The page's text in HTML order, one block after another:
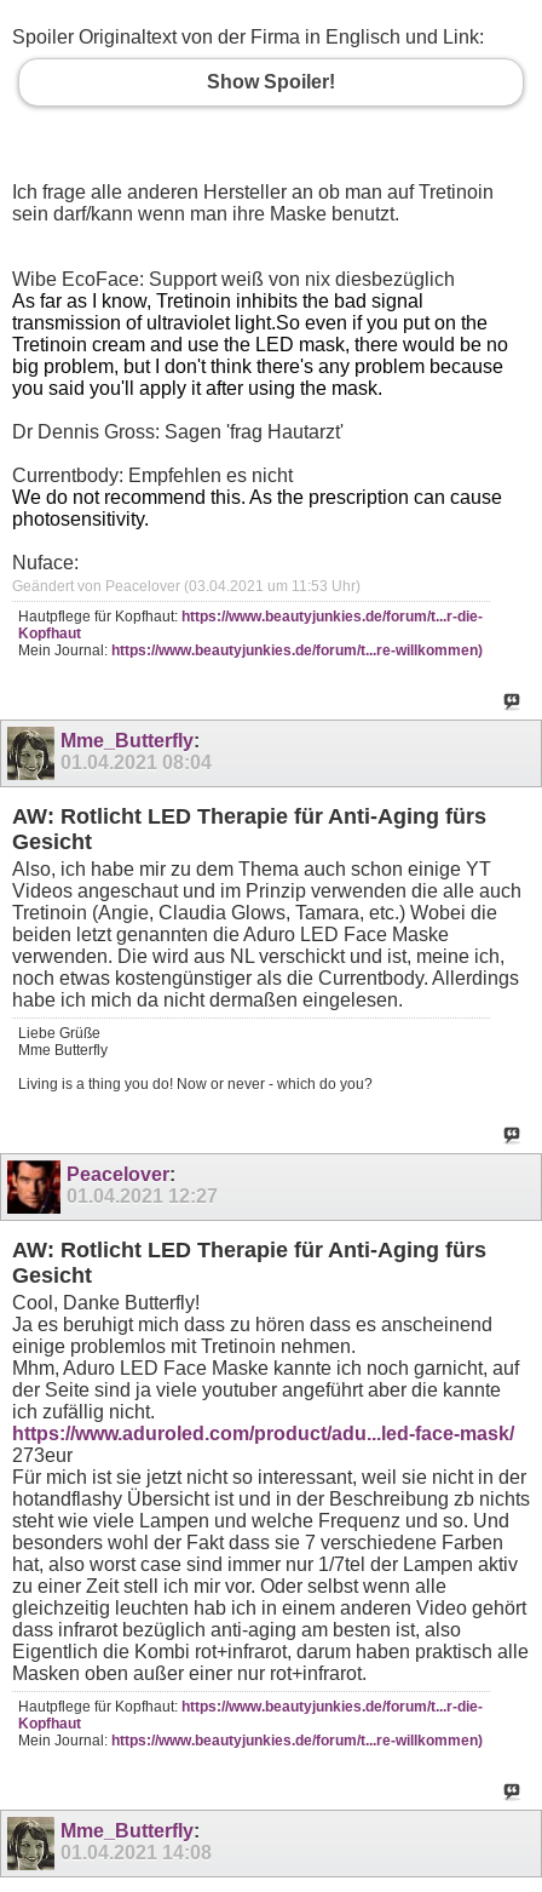
Spoiler Originaltext von der Firma in Englisch und Link:
Show Spoiler!
Ich frage alle anderen Hersteller an ob man auf Tretinoin
sein darf/kann wenn man ihre Maske benutzt.
Wibe EcoFace: Support weiß von nix diesbezüglich
As far as I know, Tretinoin inhibits the bad signal
transmission of ultraviolet light.So even if you put on the
Tretinoin cream and use the LED mask, there would be no
big problem, but I don't think there's any problem because
you said you'll apply it after using the mask.
Dr Dennis Gross: Sagen 'frag Hautarzt'
Currentbody: Empfehlen es nicht
We do not recommend this. As the prescription can cause
photosensitivity.
Nuface:
Geändert von Peacelover (03.04.2021 um 11:53 Uhr)
Hautpflege für Kopfhaut: https://www.beautyjunkies.de/forum/t...r-die-
Kopfhaut
Mein Journal: https://www.beautyjunkies.de/forum/t...re-willkommen)
Mme_Butterfly:
01.04.2021 08:04
AW: Rotlicht LED Therapie für Anti-Aging fürs
Gesicht
Also, ich habe mir zu dem Thema auch schon einige YT
Videos angeschaut und im Prinzip verwenden die alle auch
Tretinoin (Angie, Claudia Glows, Tamara, etc.) Wobei die
beiden letzt genannten die Aduro LED Face Maske
verwenden. Die wird aus NL verschickt und ist, meine ich,
noch etwas kostengünstiger als die Currentbody. Allerdings
habe ich mich da nicht dermaßen eingelesen.
Liebe Grüße
Mme Butterfly
Living is a thing you do! Now or never - which do you?
Peacelover:
01.04.2021 12:27
AW: Rotlicht LED Therapie für Anti-Aging fürs
Gesicht
Cool, Danke Butterfly!
Ja es beruhigt mich dass zu hören dass es anscheinend
einige problemlos mit Tretinoin nehmen.
Mhm, Aduro LED Face Maske kannte ich noch garnicht, auf
der Seite sind ja viele youtuber angeführt aber die kannte
ich zufällig nicht.
https://www.aduroled.com/product/adu...led-face-mask/
273eur
Für mich ist sie jetzt nicht so interessant, weil sie nicht in der
hotandflashy Übersicht ist und in der Beschreibung zb nichts
steht wie viele Lampen und welche Frequenz und so. Und
besonders wohl der Fakt dass sie 7 verschiedene Farben
hat, also worst case sind immer nur 1/7tel der Lampen aktiv
zu einer Zeit stell ich mir vor. Oder selbst wenn alle
gleichzeitig leuchten hab ich in einem anderen Video gehört
dass infrarot bezüglich anti-aging am besten ist, also
Eigentlich die Kombi rot+infrarot, darum haben praktisch alle
Masken oben außer einer nur rot+infrarot.
Hautpflege für Kopfhaut: https://www.beautyjunkies.de/forum/t...r-die-
Kopfhaut
Mein Journal: https://www.beautyjunkies.de/forum/t...re-willkommen)
Mme_Butterfly:
01.04.2021 14:08